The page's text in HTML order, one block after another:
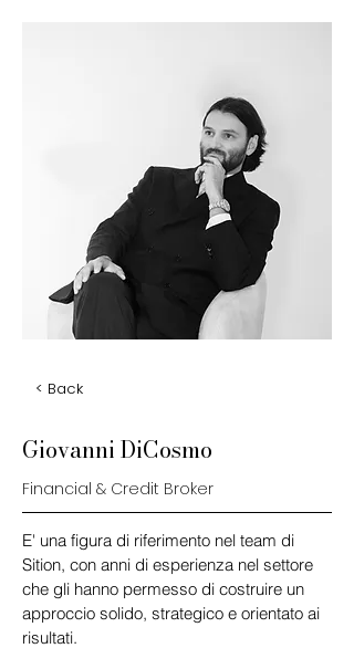
< Back
Giovanni DiCosmo
Financial & Credit Broker
E' una figura di riferimento nel team di
Sition, con anni di esperienza nel settore
che gli hanno permesso di costruire un
approccio solido, strategico e orientato ai
risultati.